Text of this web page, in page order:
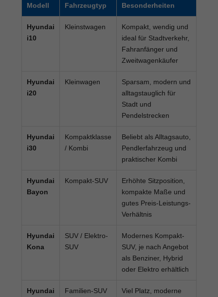
Modell Fahrzeugtyp Besonderheiten
Hyundai
i10
Kleinstwagen
Kompakt, wendig und
ideal für Stadtverkehr,
Fahranfänger und
Zweitwagenkäufer
Hyundai
i20
Kleinwagen
Sparsam, modern und
alltagstauglich für
Stadt und
Pendelstrecken
Hyundai
i30
Kompaktklasse
/ Kombi
Beliebt als Alltagsauto,
Pendlerfahrzeug und
praktischer Kombi
Hyundai
Bayon
Kompakt-SUV
Erhöhte Sitzposition,
kompakte Maße und
gutes Preis-Leistungs-
Verhältnis
Hyundai
Kona
SUV / Elektro-
SUV
Modernes Kompakt-
SUV, je nach Angebot
als Benziner, Hybrid
oder Elektro erhältlich
Hyundai
Familien-SUV
Viel Platz, moderne